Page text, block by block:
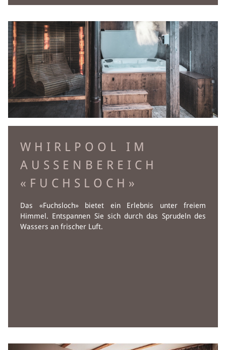
WHIRLPOOL IM
AUSSENBEREICH
«FUCHSLOCH»
Das «Fuchsloch» bietet ein Erlebnis unter freiem
Himmel. Entspannen Sie sich durch das Sprudeln des
Wassers an frischer Luft.